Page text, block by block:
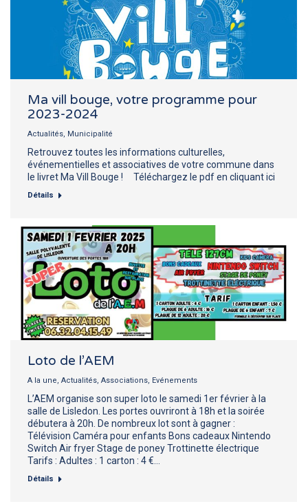
Ma vill bouge, votre programme pour
2023-2024
Actualités, Municipalité
Retrouvez toutes les informations culturelles,
événementielles et associatives de votre commune dans
le livret Ma Vill Bouge ! Téléchargez le pdf en cliquant ici
Détails
Loto de l’AEM
A la une, Actualités, Associations, Evénements
L’AEM organise son super loto le samedi 1er février à la
salle de Lisledon. Les portes ouvriront à 18h et la soirée
débutera à 20h. De nombreux lot sont à gagner :
Télévision Caméra pour enfants Bons cadeaux Nintendo
Switch Air fryer Stage de poney Trottinette électrique
Tarifs : Adultes : 1 carton : 4 €…
Détails